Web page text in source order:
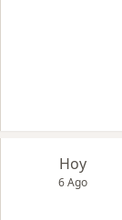
Hoy
6 Ago